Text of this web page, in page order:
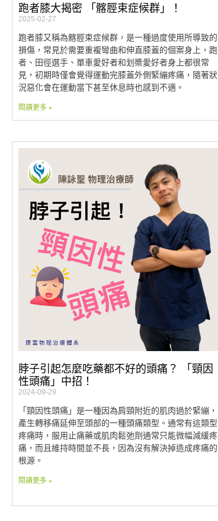
跑者膝大揭密 「髂脛束症候群」！
2025-02-27
跑者膝又稱為髂脛束症候群，是一種過度使用所導致的
損傷，常見於需要重複彎曲和伸直膝蓋的個案身上，跑
者、田徑選手、單車愛好者和划槳愛好者身上都很常
見，初期時僅會覺得運動完膝蓋外側緊繃疼痛，隨著狀
況惡化會在運動當下甚至休息時也感到不適。
閱讀更多 »
脖子引起怎麼吃藥都不好的頭痛？ 「頸因
性頭痛」中招！
2024-09-29
「頸因性頭痛」是一種因為肩頸附近的肌肉過於緊繃，
產生轉移痛延伸至頭部的一種頭痛類型。通常有這類型
疼痛時，服用止痛藥或肌肉鬆弛劑通常只能微幅減緩疼
痛，而且維持時間並不長，因為沒有解決掉造成疼痛的
根源。
閱讀更多 »